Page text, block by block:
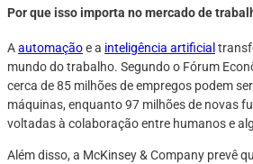
Por que isso importa no mercado de
Aautomaçãoe a inteligência artificial
mundo do trabalho. Segundo o Fórum
cerca de 85 milhões de empregos podem
máquinas, enquanto 97 milhões de novas
voltadas à colaboração entre humanos e
Além disso, a McKinsey & Company prevê